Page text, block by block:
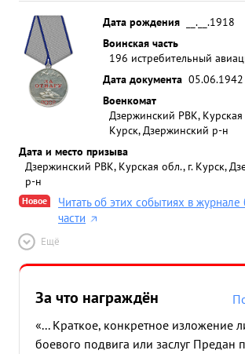
Дата рождения
__.__.1918
Воинская часть
196 истребительный
Дата документа 05.06.1942
Военкомат
Дзержинский РВК, Курская
Курск, Дзержинский р-н
Дата и место призыва
Дзержинский РВК, Курская обл., г. Курск,
р-н
Новое
Читать об этих событиях в
части
Ещё
За что награждён
«... Краткое, конкретное изложение
боевого подвига или заслуг Предан